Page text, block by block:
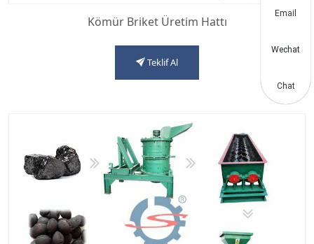
Kömür Briket Üretim Hattı
Teklif Al
Email
Wechat
Chat